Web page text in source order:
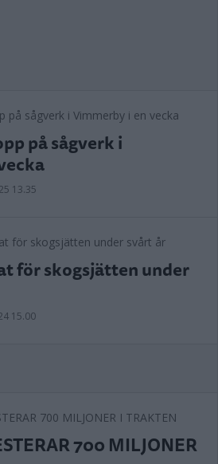
på sågverk i
13.35
för skogsjätten under
15.00
700 MILJONER